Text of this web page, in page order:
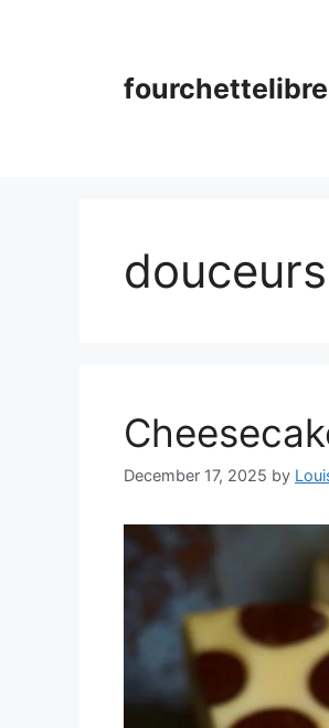
douceurs
December 17, 2025 by